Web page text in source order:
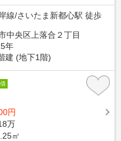
線/さいたま新都心駅 徒歩
中央区上落合２丁目
年
建 (地下1階)
円
万
㎡